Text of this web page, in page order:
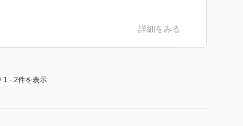
詳細をみる
1 - 2件を表示